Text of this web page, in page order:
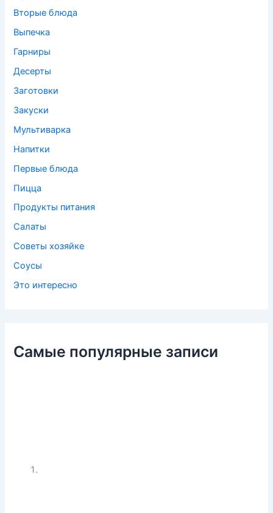
Вторые блюда
Выпечка
Гарниры
Десерты
Заготовки
Закуски
Мультиварка
Напитки
Первые блюда
Пицца
Продукты питания
Салаты
Советы хозяйке
Соусы
Это интересно
Самые популярные записи